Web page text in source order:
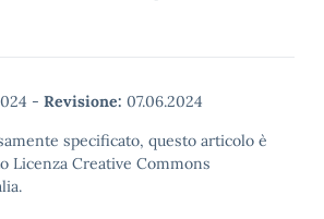
- Revisione: 07.06.2024
specificato, questo articolo è
Licenza Creative Commons